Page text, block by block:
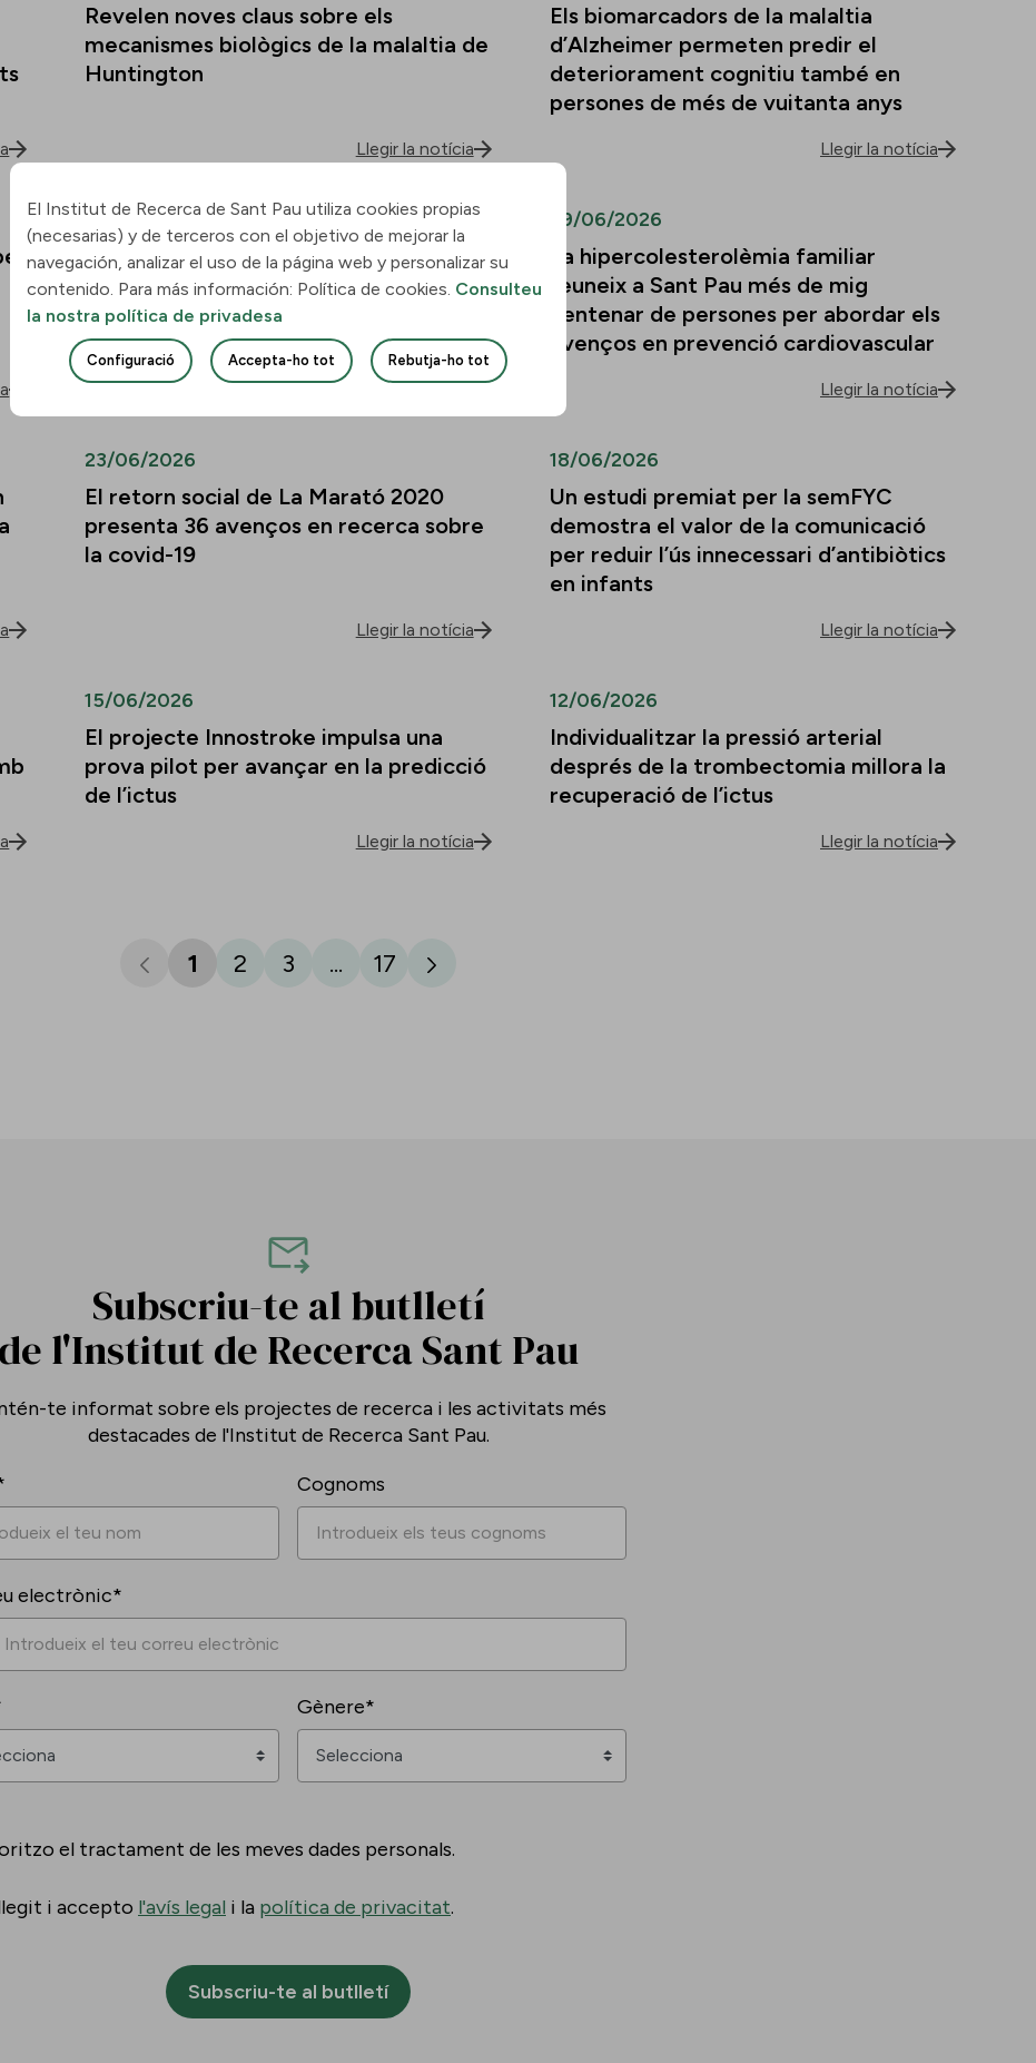
Revelen noves claus sobre els
mecanismes biològics de la malaltia de
Huntington
Llegir la notícia
Els biomarcadors de la malaltia
d’Alzheimer permeten predir el
deteriorament cognitiu també en
persones de més de vuitanta anys
Llegir la notícia
30/06/2026
Descobreixen com la leucèmia
mieloide aguda envaeix el pulmó i
quines vies podrien frenar-ne la
infiltració
Llegir la notícia
29/06/2026
La hipercolesterolèmia familiar
reuneix a Sant Pau més de mig
centenar de persones per abordar els
avenços en prevenció cardiovascular
Llegir la notícia
23/06/2026
El retorn social de La Marató 2020
presenta 36 avenços en recerca sobre
la covid-19
Llegir la notícia
18/06/2026
Un estudi premiat per la semFYC
demostra el valor de la comunicació
per reduir l’ús innecessari d’antibiòtics
en infants
Llegir la notícia
15/06/2026
El projecte Innostroke impulsa una
prova pilot per avançar en la predicció
de l’ictus
Llegir la notícia
12/06/2026
Individualitzar la pressió arterial
després de la trombectomia millora la
recuperació de l’ictus
Llegir la notícia
1 2 3 ... 17
Subscriu-te al butlletí
de l'Institut de Recerca Sant Pau
te informat sobre els projectes de recerca i les activitats més
destacades de l'Institut de Recerca Sant Pau.
Cognoms
electrònic*
Gènere*
el tractament de les meves dades personals.
i accepto l'avís legal i la política de privacitat.
Subscriu-te al butlletí
El Institut de Recerca de Sant Pau utiliza cookies propias
(necesarias) y de terceros con el objetivo de mejorar la
navegación, analizar el uso de la página web y personalizar su
contenido. Para más información: Política de cookies. Consulteu
la nostra política de privadesa
Configuració Accepta-ho tot Rebutja-ho tot